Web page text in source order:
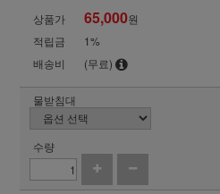
상품가 65,000원
적립금
1%
배송비
(무료)
물받침대
수량